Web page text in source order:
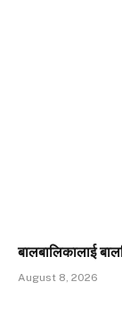
बालबालिकालाई
August 8, 2026